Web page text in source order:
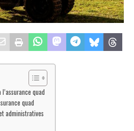
quad
quad
administratives